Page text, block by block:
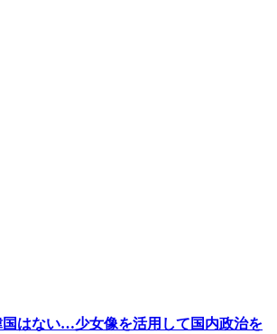
はない…少女像を活用して国内政治を